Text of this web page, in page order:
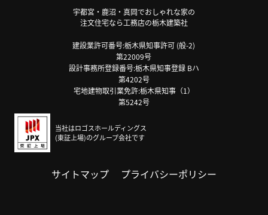
宇都宮・鹿沼・真岡でおしゃれな家の
注文住宅なら工務店の栃木建築社
建設業許可番号:栃木県知事許可 (般-2)
第22009号
設計事務所登録番号:栃木県知事登録 Bハ
第4202号
宅地建物取引業免許:栃木県知事（1）
第5242号
当社はロゴスホールディングス
(東証上場)のグループ会社です
サイトマップ プライバシーポリシー